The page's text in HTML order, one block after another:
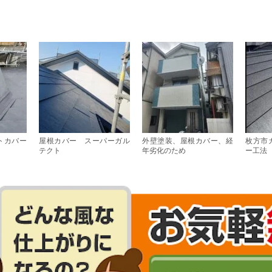
カバー
屋根カバー スーパーガル
テクト
外壁塗装、屋根カバー、経
年劣化のため
枚方市
ー工法